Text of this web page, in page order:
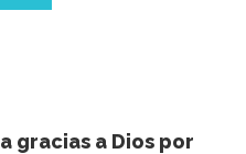
gracias a Dios por